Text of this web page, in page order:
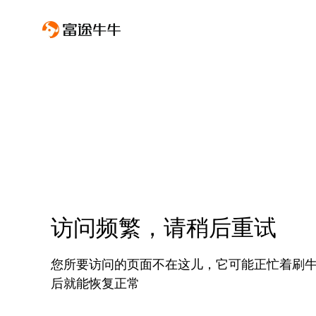
访问频繁，请稍后重试
您所要访问的页面不在这儿，它可能正忙着刷
后就能恢复正常